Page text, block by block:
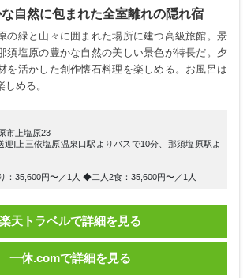
自然に包まれた全室離れの隠れ宿
の緑と山々に囲まれた場所に建つ高級旅館。景
須塩原の豊かな自然の美しい景色が特長だ。夕
を活かした創作懐石料理を楽しめる。お風呂は
める。
市上塩原23
迎]上三依塩原温泉口駅よりバスで10分、那須塩原駅よ
：35,600円〜／1人 ◆二人2食：35,600円〜／1人
楽天トラベルで詳細を見る
一休.comで詳細を見る